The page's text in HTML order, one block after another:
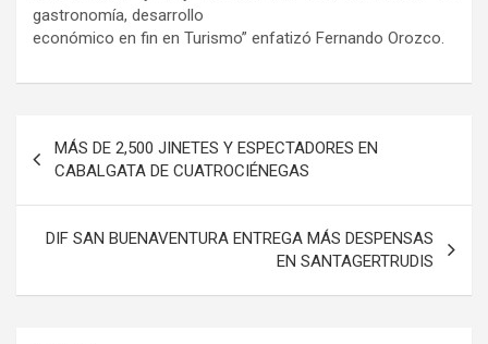
gastronomía, desarrollo
económico en fin en Turismo” enfatizó Fernando Orozco.
Navegación
de
entradas
MÁS DE 2,500 JINETES Y ESPECTADORES EN
CABALGATA DE CUATROCIÉNEGAS
DIF SAN BUENAVENTURA ENTREGA MÁS DESPENSAS
EN SANTAGERTRUDIS